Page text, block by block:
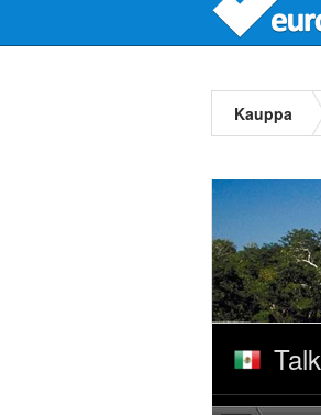
Kauppa